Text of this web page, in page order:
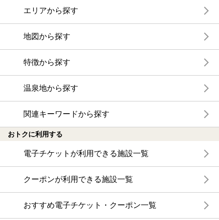
エリアから探す
地図から探す
特徴から探す
温泉地から探す
関連キーワードから探す
おトクに利用する
電子チケットが利用できる施設一覧
クーポンが利用できる施設一覧
おすすめ電子チケット・クーポン一覧